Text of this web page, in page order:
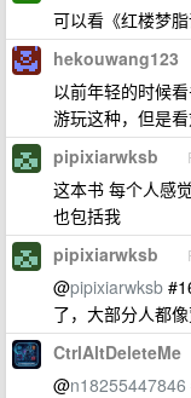
可以看《红楼梦脂
hekouwang123
以前年轻的时候
游玩这种，但是
pipixiarwksb
这本书 每个人感
也包括我
pipixiarwksb
@pipixiarwksb
了，大部分人都
CtrlAltDeleteMe
@n18255447846